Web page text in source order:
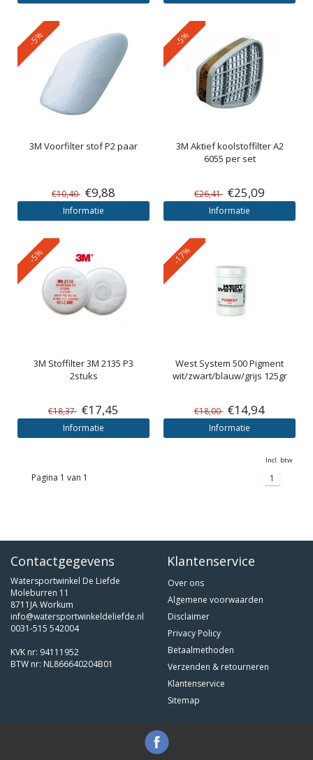
-5%
3M Voorfilter stof P2 paar
€10,40 €9,88
Informatie
-5%
3M Aktief koolstoffilter A2
6055 per set
€26,41 €25,09
Informatie
-5%
3M Stoffilter 3M 2135 P3
2stuks
€18,37 €17,45
Informatie
-17%
West System 500 Pigment
wit/zwart/blauw/grijs 125gr
€18,00 €14,94
Informatie
Incl. btw
Pagina 1 van 1 1
Contactgegevens
Watersportwinkel De Liefde
Moleburren 11
8711JA Workum
info@watersportwinkeldeliefde.nl
0031-515 542004
KVK nr: 94111952
BTW nr: NL866640204B01
Klantenservice
Over ons
Algemene voorwaarden
Disclaimer
Privacy Policy
Betaalmethoden
Verzenden & retourneren
Klantenservice
Sitemap